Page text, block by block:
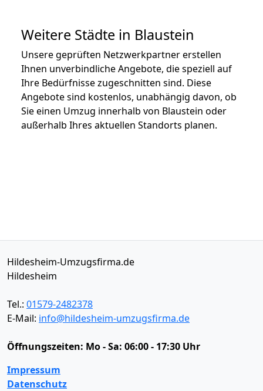
Weitere Städte in Blaustein
Unsere geprüften Netzwerkpartner erstellen
Ihnen unverbindliche Angebote, die speziell auf
Ihre Bedürfnisse zugeschnitten sind. Diese
Angebote sind kostenlos, unabhängig davon, ob
Sie einen Umzug innerhalb von Blaustein oder
außerhalb Ihres aktuellen Standorts planen.
Hildesheim-Umzugsfirma.de
Hildesheim
Tel.: 01579-2482378
E-Mail: info@hildesheim-umzugsfirma.de
Öffnungszeiten: Mo - Sa: 06:00 - 17:30 Uhr
Impressum
Datenschutz